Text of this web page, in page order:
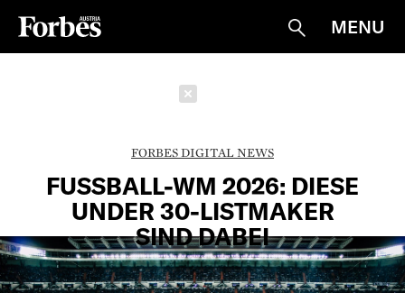
Suche
MENU
FORBES DIGITAL NEWS
FUSSBALL-WM 2026: DIESE U
NDER 30-LISTMAKER S
IND DABEI